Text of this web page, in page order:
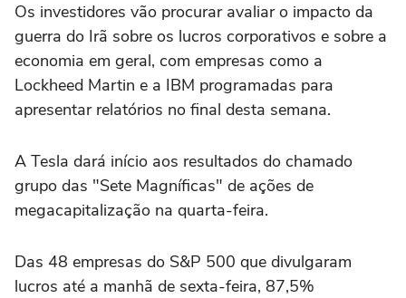
Os investidores vão procurar avaliar o impacto da
guerra do Irã sobre os lucros corporativos e sobre a
economia em geral, com empresas como a
Lockheed Martin e a IBM programadas para
apresentar relatórios no final desta semana.
A Tesla dará início aos resultados do chamado
grupo das "Sete Magníficas" de ações de
megacapitalização na quarta-feira.
Das 48 empresas do S&P 500 que divulgaram
lucros até a manhã de sexta-feira, 87,5%